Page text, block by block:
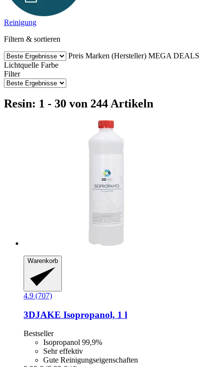
Reinigung
Filtern & sortieren
Preis Marken (Hersteller) MEGA DEALS
Lichtquelle Farbe
Filter
Resin: 1 - 30 von 244 Artikeln
Warenkorb
4.9 (707)
3DJAKE Isopropanol, 1 l
Bestseller
Isopropanol 99,9%
Sehr effektiv
Gute Reinigungseigenschaften